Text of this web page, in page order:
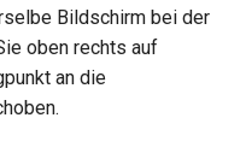
Bildschirm bei der
oben rechts auf
an die